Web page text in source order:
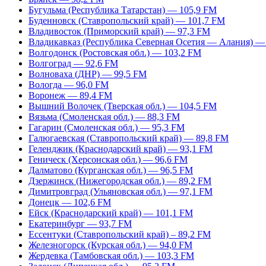
Бугульма (Республика Татарстан) — 105,9 FM
Буденновск (Ставропольский край) — 101,7 FM
Владивосток (Приморский край) — 97,3 FM
Владикавказ (Республика Северная Осетия — Алания)
Волгодонск (Ростовская обл.) — 103,2 FM
Волгоград — 92,6 FM
Волноваха (ДНР) — 99,5 FM
Вологда — 96,0 FM
Воронеж — 89,4 FM
Вышний Волочек (Тверская обл.) — 104,5 FM
Вязьма (Смоленская обл.) — 88,3 FM
Гагарин (Смоленская обл.) — 95,3 FM
Галюгаевская (Ставропольский край) — 89,8 FM
Геленджик (Краснодарский край) — 93,1 FM
Геническ (Херсонская обл.) — 96,6 FM
Далматово (Курганская обл.) — 96,5 FM
Дзержинск (Нижегородская обл.) — 89,2 FM
Димитровград (Ульяновская обл.) — 97,1 FM
Донецк — 102,6 FM
Ейск (Краснодарский край) — 101,1 FM
Екатеринбург — 93,7 FM
Ессентуки (Ставропольский край) – 89,2 FM
Железногорск (Курская обл.) — 94,0 FM
Жердевка (Тамбовская обл.) — 103,3 FM